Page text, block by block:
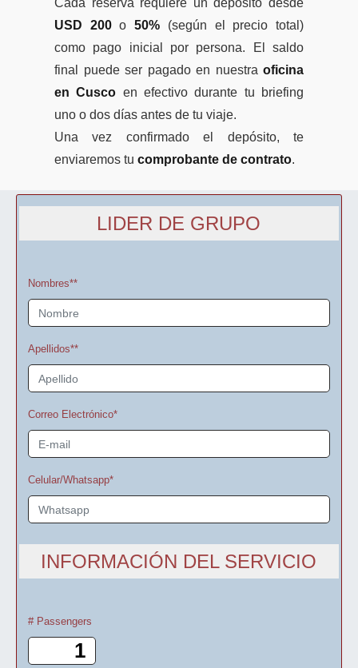
Año Nuevo 2027 Cusco y MP
Perú Vivencias Locales
Lista de Equipaje
Altitud y Dificultad
Atracciones del Camino Inca
Circuitos Machu Picchu
Montañas de Machu Picchu
Tren a Machu Picchu
Clima Cusco y Machu Picchu
USD 200o50% (según el precio total)
como pago inicial por persona. El saldo
final puede ser pagado en nuestra oficina
en Cusco en efectivo durante tu briefing
uno o dos días antes de tu viaje.
Una vez confirmado el depósito, te
enviaremos tu comprobante de contrato.
LIDER DE GRUPO
Nombres**
Apellidos**
Correo Electrónico*
Celular/Whatsapp*
INFORMACIÓN DEL SERVICIO
# Passengers